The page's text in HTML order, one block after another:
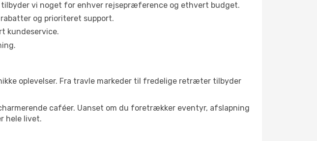
vi noget for enhver rejsepræference og ethvert budget.
og prioriteret support.
kundeservice.
oplevelser. Fra travle markeder til fredelige retræter tilbyder
caféer. Uanset om du foretrækker eventyr, afslapning
hele livet.